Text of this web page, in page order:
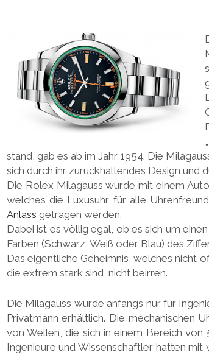
stand, gab es ab im Jahr 1954. Die
sich durch ihr zurückhaltendes Design und
Die Rolex Milagauss wurde mit einem
welches die Luxusuhr für alle
Anlass getragen werden.
Dabei ist es völlig egal, ob es sich um
Farben (Schwarz, Weiß oder Blau) des
Das eigentliche Geheimnis, welches nicht
die extrem stark sind, nicht beirren.
Die Milagauss wurde anfangs nur für
Privatmann erhältlich. Die mechanischen
von Wellen, die sich in einem Bereich von
Ingenieure und Wissenschaftler hatten mit